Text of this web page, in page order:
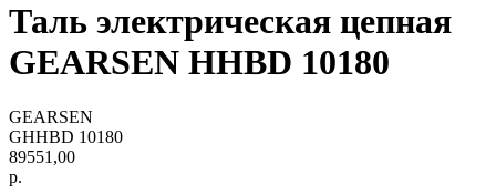
Таль электрическая цепная
GEARSEN HHBD 10180
GEARSEN
GHHBD 10180
89551,00
р.